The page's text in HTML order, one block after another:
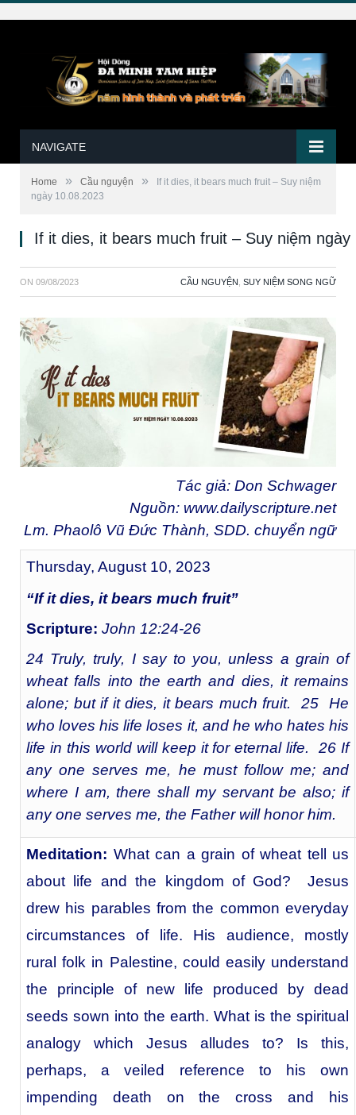
NAVIGATE
Home » Cầu nguyện »
If it dies, it bears much fruit – Suy niệm
ngày 10.08.2023
If it dies, it bears much fruit – Suy niệm ngày
ON 09/08/2023 CẦU NGUYỆN SUY NIỆM SONG NGỮ
Tác giả: Don Schwager
Nguồn: www.dailyscripture.net
Lm. Phaolô Vũ Đức Thành, SDD. chuyển ngữ
Thursday, August 10, 2023
“If it dies, it bears much fruit”
Scripture: John 12:24-26
24 Truly, truly, I say to you, unless a grain of
wheat falls into the earth and dies, it remains
alone; but if it dies, it bears much fruit. 25 He
who loves his life loses it, and he who hates his
life in this world will keep it for eternal life. 26 If
any one serves me, he must follow me; and
where I am, there shall my servant be also; if
any one serves me, the Father will honor him.
Meditation: What can a grain of wheat tell us
about life and the kingdom of God? Jesus
drew his parables from the common everyday
circumstances of life. His audience, mostly
rural folk in Palestine, could easily understand
the principle of new life produced by dead
seeds sown into the earth. What is the spiritual
analogy which Jesus alludes to? Is this,
perhaps, a veiled reference to his own
impending death on the cross and his